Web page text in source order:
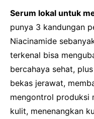
Serum lokal untuk
punya 3 kandungan
Niacinamide
terkenal bisa
bercahaya sehat,
bekas jerawat,
mengontrol produksi
kulit, menenangkan